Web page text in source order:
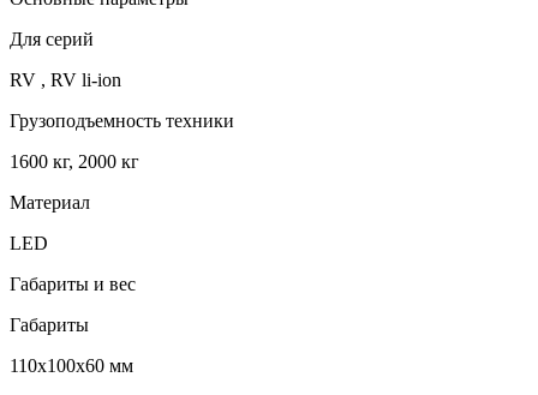
Для серий
RV , RV li-ion
Грузоподъемность техники
1600 кг, 2000 кг
Материал
LED
Габариты и вес
Габариты
110x100x60 мм